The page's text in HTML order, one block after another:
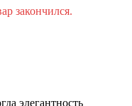
закончился.
элегантность